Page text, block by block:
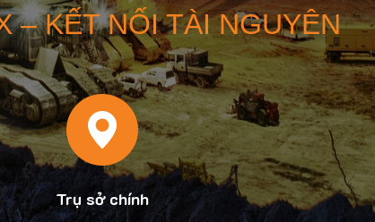
– KẾT NỐI TÀI NGUYÊN
Trụ sở chính